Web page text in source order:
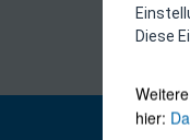
Diese
hier: